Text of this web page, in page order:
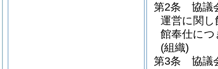
第2条
協議
運営に関
館奉仕に
(組織)
第3条
協議